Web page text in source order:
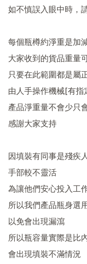
如不慎誤入眼中時，
每個瓶樽約淨重是加
大家收到的貨品重量
只要在此範圍都是屬
由人手操作機械[有指
產品淨重量不會少只
感謝大家支持
因填裝有同事是殘疾
手部較不靈活
為讓他們安心投入工
所以我們產品瓶身選
以免會出現漏瀉
所以瓶容量實際是比
會出現填裝不滿情況